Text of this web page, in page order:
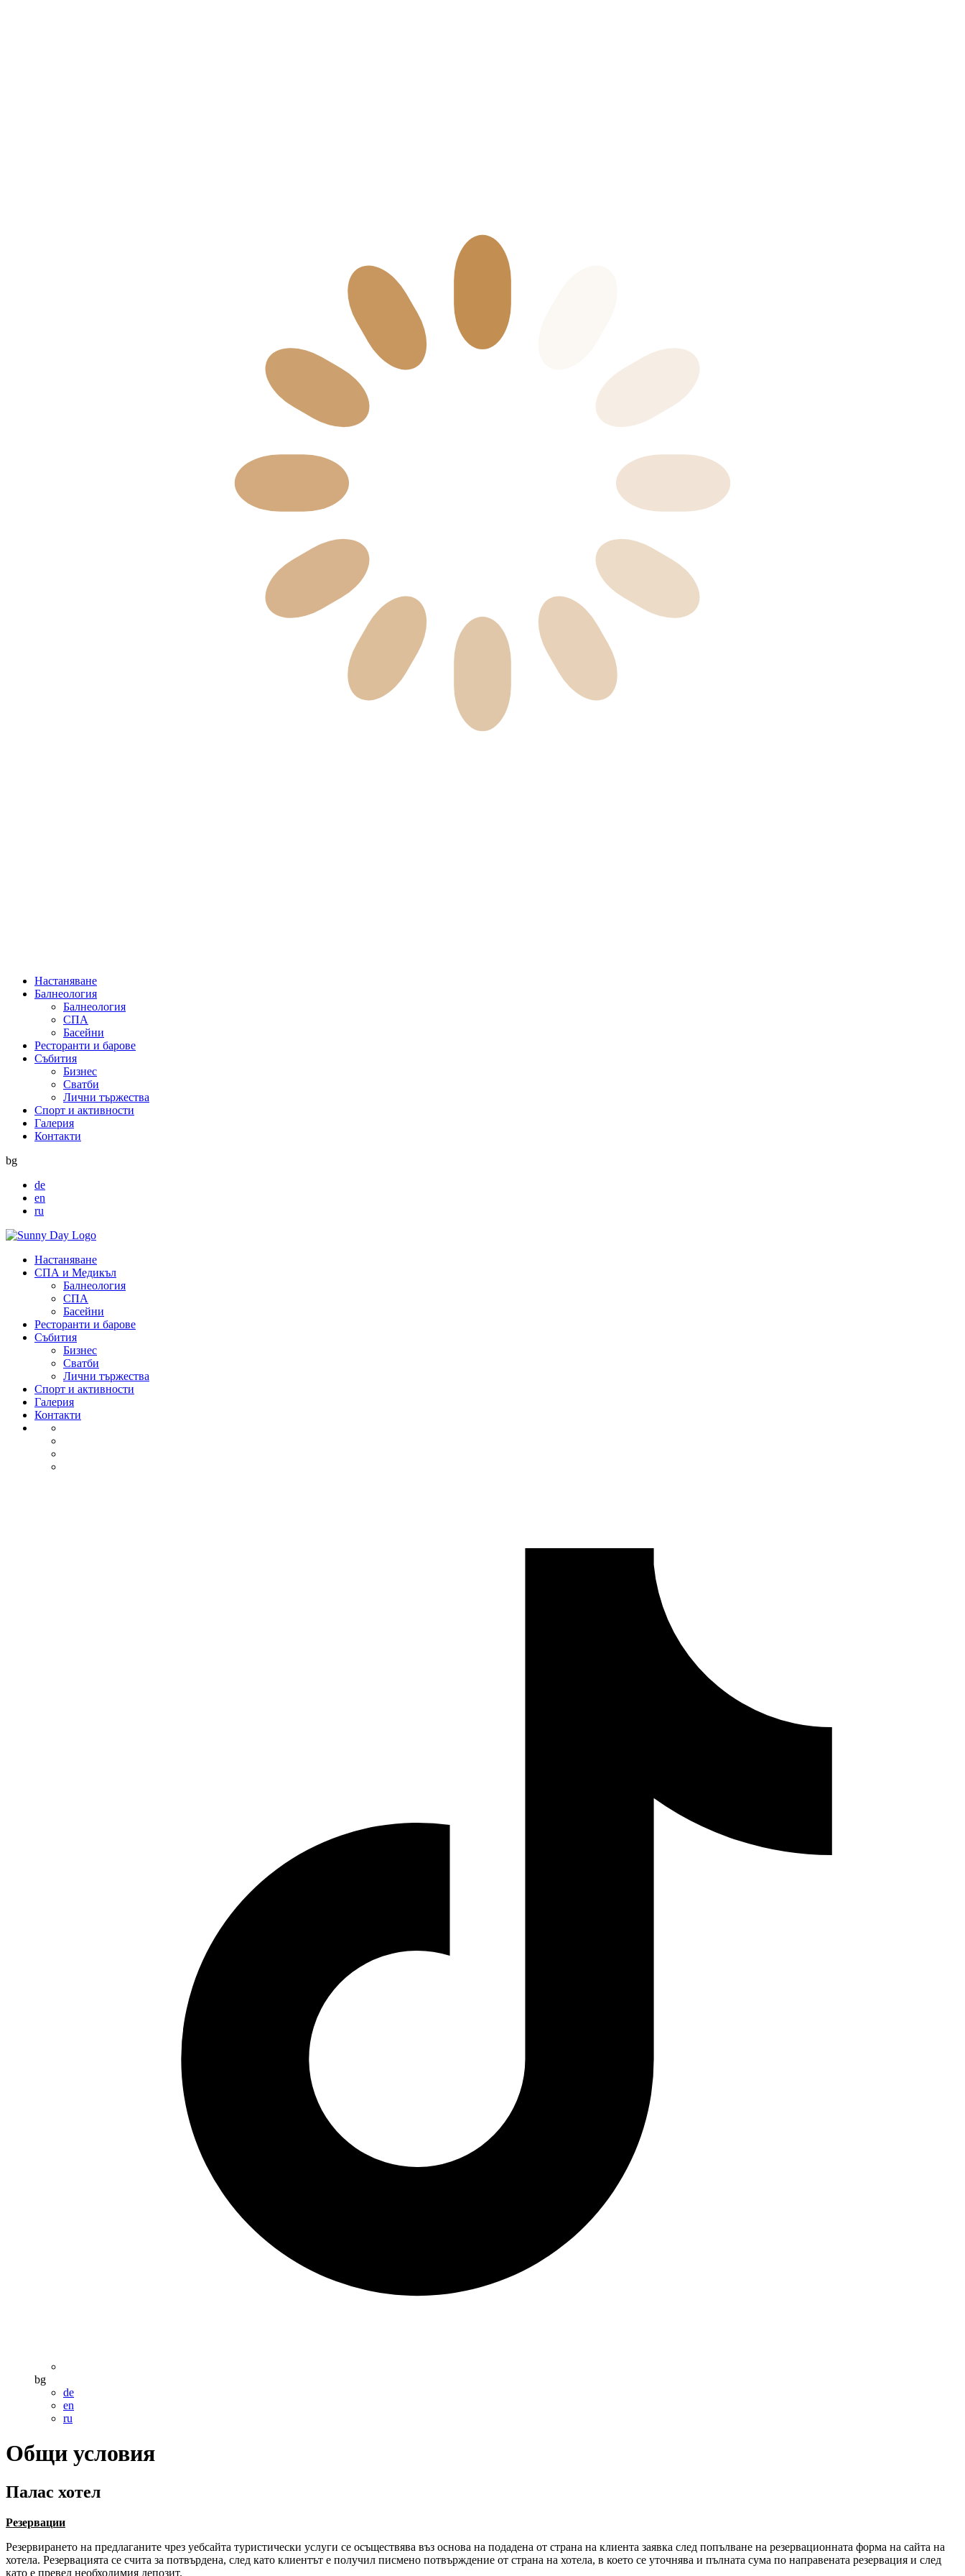
Настаняване
Балнеология
Балнеология
СПА
Басейни
Ресторанти и барове
Събития
Бизнес
Сватби
Лични тържества
Спорт и активности
Галерия
Контакти
bg
de
en
ru
Настаняване
СПА и Медикъл
Балнеология
СПА
Басейни
Ресторанти и барове
Събития
Бизнес
Сватби
Лични тържества
Спорт и активности
Галерия
Контакти
bg
de
en
ru
Общи условия
Палас хотел
Резервации
Резервирането на предлаганите чрез уебсайта туристически услуги се осъществява въз основа на подадена от страна на клиента заявка след попълване на резервационната форма на сайта на
хотела. Резервацията се счита за потвърдена, след като клиентът е получил писмено потвърждение от страна на хотела, в което се уточнява и пълната сума по направената резервация и след
като е превел необходимия депозит.